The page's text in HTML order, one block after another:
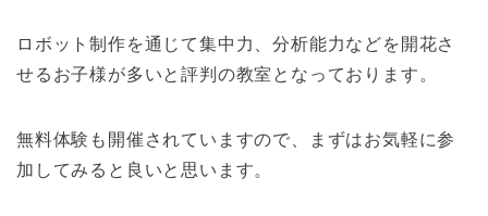
ロボット制作を通じて集中力、分析能力などを開花さ
せるお子様が多いと評判の教室となっております。
無料体験も開催されていますので、まずはお気軽に参
加してみると良いと思います。